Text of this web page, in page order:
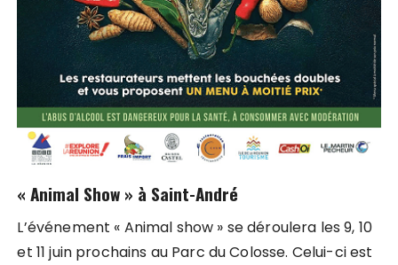
« Animal Show » à Saint-André
L’événement « Animal show » se déroulera les 9, 10
et 11 juin prochains au Parc du Colosse. Celui-ci est